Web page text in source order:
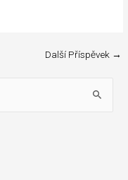
Další Příspěvek →